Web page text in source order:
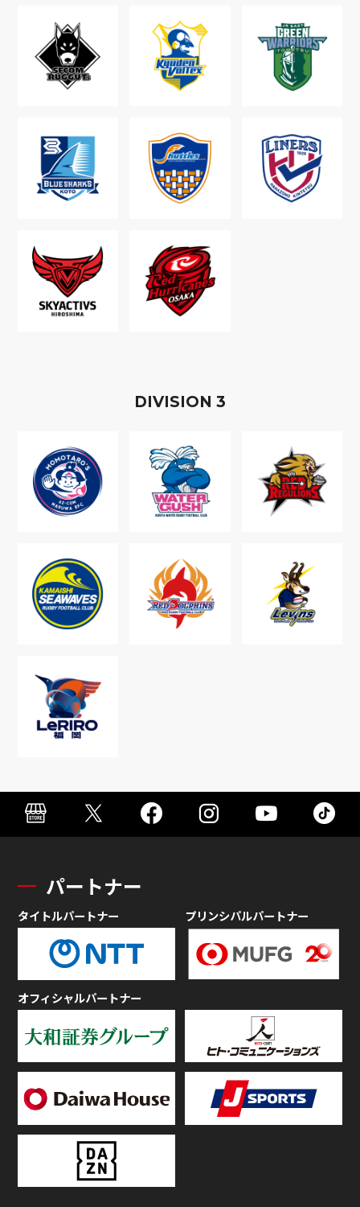
DIVISION 3
パートナー
タイトルパートナー プリンシパルパートナー
オフィシャルパートナー